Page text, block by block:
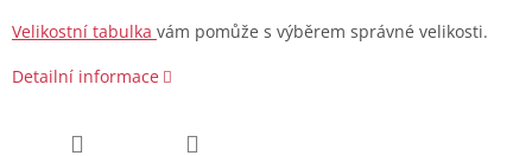
Velikostní tabulka vám pomůže s výběrem správné velikosti.
Detailní informace